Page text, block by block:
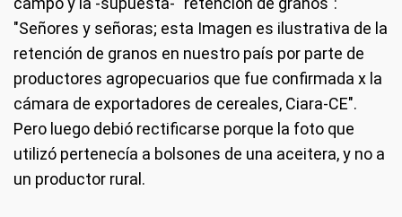
"Señores y señoras; esta Imagen es ilustrativa de la
retención de granos en nuestro país por parte de
productores agropecuarios que fue confirmada x la
cámara de exportadores de cereales, Ciara-CE".
Pero luego debió rectificarse porque la foto que
utilizó pertenecía a bolsones de una aceitera, y no a
un productor rural.